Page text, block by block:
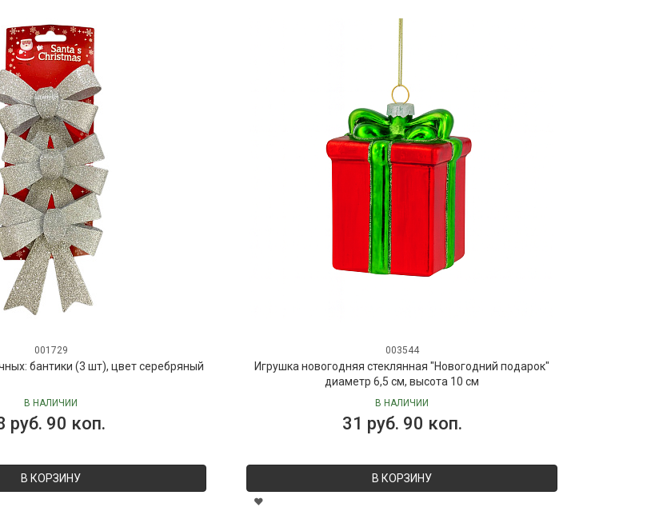
001729
бантики (3 шт), цвет серебряный
В НАЛИЧИИ
руб. 90 коп.
В КОРЗИНУ
003544
Игрушка новогодняя стеклянная "Новогодний подарок"
диаметр 6,5 см, высота 10 см
В НАЛИЧИИ
31 руб. 90 коп.
В КОРЗИНУ